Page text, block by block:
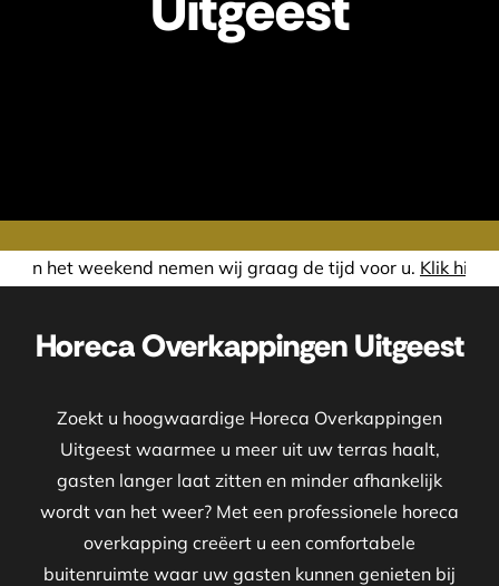
wij graag de tijd voor u.Klik hier om direct een afspraak te
Horeca Overkappingen Uitgeest
Zoekt u hoogwaardige Horeca Overkappingen
Uitgeest waarmee u meer uit uw terras haalt,
gasten langer laat zitten en minder afhankelijk
wordt van het weer? Met een professionele horeca
overkapping creëert u een comfortabele
buitenruimte waar uw gasten kunnen genieten bij